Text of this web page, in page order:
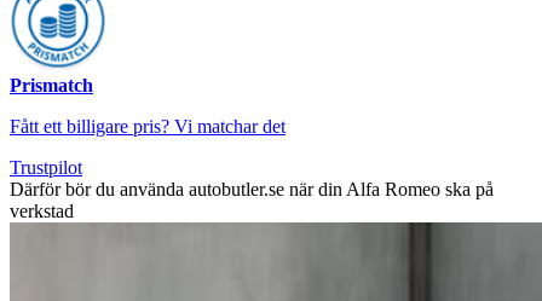
Prismatch
Fått ett billigare pris? Vi matchar det
Trustpilot
Därför bör du använda autobutler.se när din Alfa Romeo ska på
verkstad